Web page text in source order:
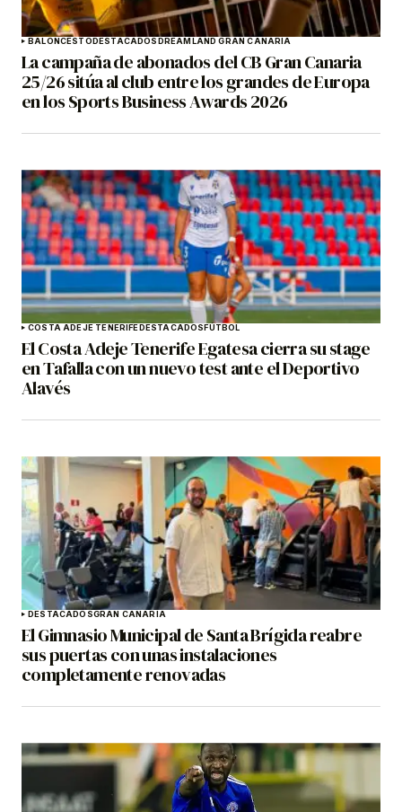
BALONCESTODESTACADOSDREAMLAND GRAN CANARIA
La campaña de abonados del CB Gran Canaria
25/26 sitúa al club entre los grandes de Europa
en los Sports Business Awards 2026
COSTA ADEJE TENERIFEDESTACADOSFÚTBOL
El Costa Adeje Tenerife Egatesa cierra su stage
en Tafalla con un nuevo test ante el Deportivo
Alavés
DESTACADOSGRAN CANARIA
El Gimnasio Municipal de Santa Brígida reabre
sus puertas con unas instalaciones
completamente renovadas